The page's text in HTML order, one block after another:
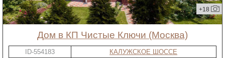
+18
дом в КП Чистые Ключи (Москва)
ID-554183
КАЛУЖСКОЕ ШОССЕ